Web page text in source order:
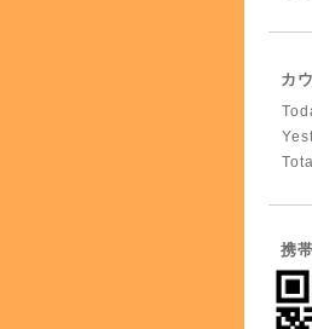
カ
携